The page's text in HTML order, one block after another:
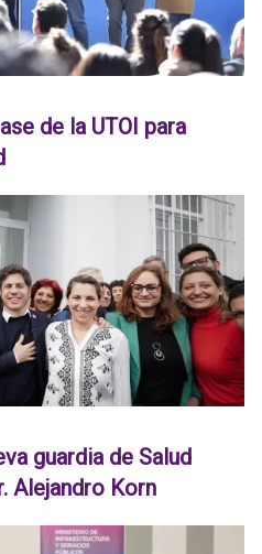
de la UTOI para
guardia de Salud
Alejandro Korn